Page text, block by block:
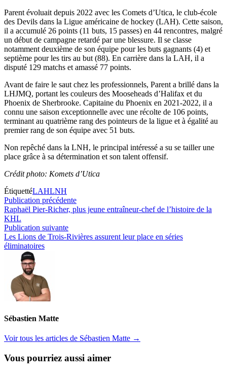
Parent évoluait depuis 2022 avec les Comets d’Utica, le club-école
des Devils dans la Ligue américaine de hockey (LAH). Cette saison,
il a accumulé 26 points (11 buts, 15 passes) en 44 rencontres, malgré
un début de campagne retardé par une blessure. Il se classe
notamment deuxième de son équipe pour les buts gagnants (4) et
septième pour les tirs au but (88). En carrière dans la LAH, il a
disputé 129 matchs et amassé 77 points.
Avant de faire le saut chez les professionnels, Parent a brillé dans la
LHJMQ, portant les couleurs des Mooseheads d’Halifax et du
Phoenix de Sherbrooke. Capitaine du Phoenix en 2021-2022, il a
connu une saison exceptionnelle avec une récolte de 106 points,
terminant au quatrième rang des pointeurs de la ligue et à égalité au
premier rang de son équipe avec 51 buts.
Non repêché dans la LNH, le principal intéressé a su se tailler une
place grâce à sa détermination et son talent offensif.
Crédit photo: Komets d’Utica
ÉtiquettéLAHLNH
Navigation
de
l’article
Publication précédentePublication
précédente :
Raphaël Pier-Richer, plus jeune entraîneur-chef de l’histoire de la
KHL
Publication suivantePublication
suivante :
Les Lions de Trois-Rivières assurent leur place en séries
éliminatoires
Sébastien Matte
Voir tous les articles de Sébastien Matte →
Vous pourriez aussi aimer